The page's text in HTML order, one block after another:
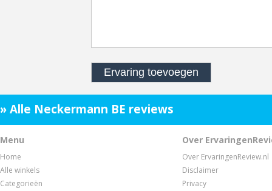
» Alle Neckermann BE reviews
Menu
Home
Alle winkels
Categorieën
Over
Over ErvaringenReview.nl
Disclaimer
Privacy